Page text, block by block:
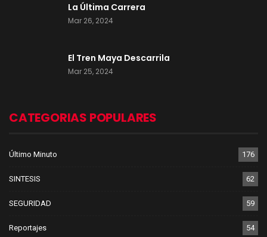
La Última Carrera
Mar 26, 2024
El Tren Maya Descarrila
Mar 25, 2024
CATEGORIAS POPULARES
Último Minuto 176
SINTESIS 62
SEGURIDAD 59
Reportajes 54